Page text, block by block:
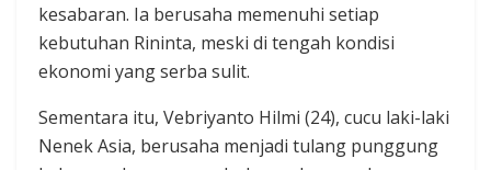
kesabaran. Ia berusaha memenuhi setiap
kebutuhan Rininta, meski di tengah kondisi
ekonomi yang serba sulit.
Sementara itu, Vebriyanto Hilmi (24), cucu laki-laki
Nenek Asia, berusaha menjadi tulang punggung